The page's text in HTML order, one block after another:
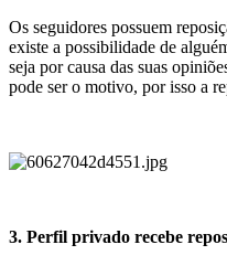
Os seguidores possuem
existe a possibilidade de
seja por causa das suas
pode ser o motivo, por isso a
3. Perfil privado recebe